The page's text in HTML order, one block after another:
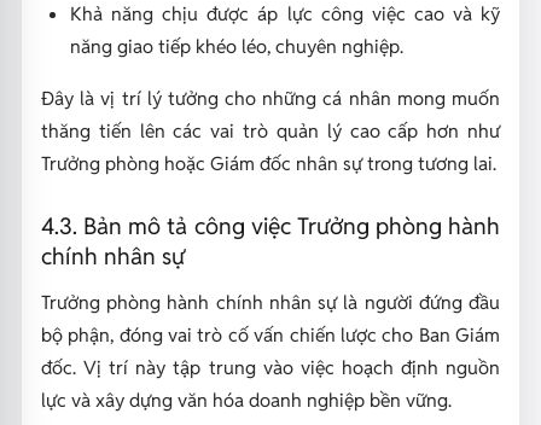
Khả năng chịu được áp lực công việc cao và kỹ
năng giao tiếp khéo léo, chuyên nghiệp.
Đây là vị trí lý tưởng cho những cá nhân mong muốn
thăng tiến lên các vai trò quản lý cao cấp hơn như
Trưởng phòng hoặc Giám đốc nhân sự trong tương lai.
4.3. Bản mô tả công việc Trưởng phòng hành
chính nhân sự
Trưởng phòng hành chính nhân sự là người đứng đầu
bộ phận, đóng vai trò cố vấn chiến lược cho Ban Giám
đốc. Vị trí này tập trung vào việc hoạch định nguồn
lực và xây dựng văn hóa doanh nghiệp bền vững.